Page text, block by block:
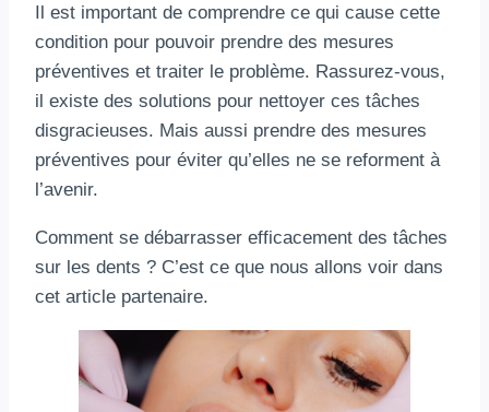
Il est important de comprendre ce qui cause cette
condition pour pouvoir prendre des mesures
préventives et traiter le problème. Rassurez-vous,
il existe des solutions pour nettoyer ces tâches
disgracieuses. Mais aussi prendre des mesures
préventives pour éviter qu’elles ne se reforment à
l’avenir.
Comment se débarrasser efficacement des tâches
sur les dents ? C’est ce que nous allons voir dans
cet article partenaire.